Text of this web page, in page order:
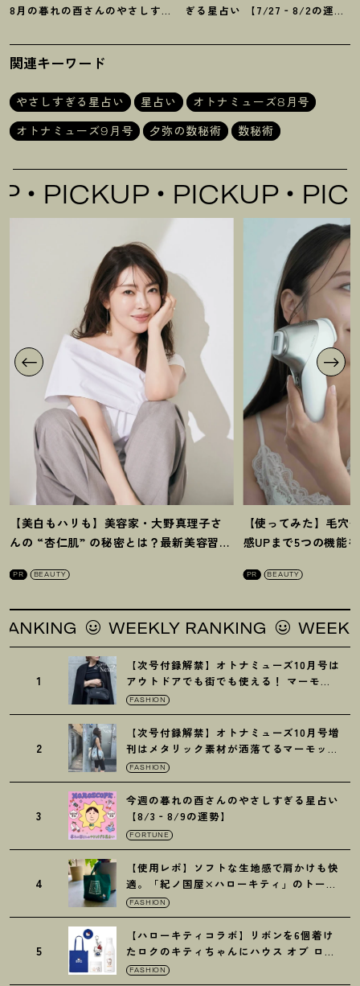
8月の暮れの酉さんのやさしすぎ
ぎる星占い 【7/27‐8/2の運
関連キーワード
やさしすぎる星占い 星占い
オトナミューズ8月号
オトナミューズ9月号
夕弥の数秘術 数秘術
PICKUP PICKUP
【美白もハリも】美容家・大野真理子さ
んの “杏仁肌” の秘密とは ？ 最新美容習慣
PR BEAUTY
【使ってみた】毛穴
感UPまで5つの機能
PR BEAUTY
WEEKLY RANKING WEEKLY
1
【次号付録解禁】オトナミューズ10月号は
アウトドアでも街でも使える ！ マーモッ
トの黒ショルダー
FASHION
2
【次号付録解禁】オトナミューズ10月号増
刊はメタリック素材が洒落てるマーモット
の保冷バッグ
FASHION
3
今週の暮れの酉さんのやさしすぎる星占い
【8/3‐8/9の運勢】
FORTUNE
4
【使用レポ】ソフトな生地感で肩かけも快
適。「紀ノ国屋×ハローキティ」のトート
がガシガシ使えて最高です
FASHION
5
【ハローキティコラボ】リボンを6個着け
たロクのキティちゃんにハウス オブ ロー
ゼの限定パケも
FASHION